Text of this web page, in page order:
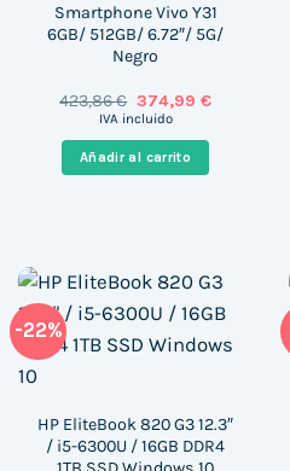
Smartphone Vivo Y31
6GB/ 512GB/ 6.72″/ 5G/
Negro
423,86€ El
precio
era:
423,86 €.
374,99 €El
IVA incluido
Añadir al carrito
-22%
HP EliteBook 820 G3 12.3″
/ i5-6300U / 16GB DDR4